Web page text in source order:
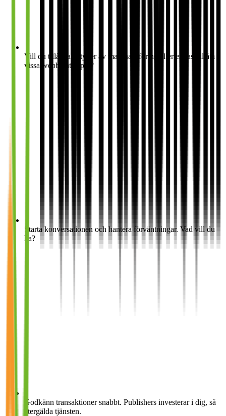
Vill du tillåta alla typer av marknadsföring eller endast tillåta
vissa webbplatstyper?
Starta konversationen och hantera förväntningar. Vad vill du
ha?
Godkänn transaktioner snabbt. Publishers investerar i dig, så
återgälda tjänsten.